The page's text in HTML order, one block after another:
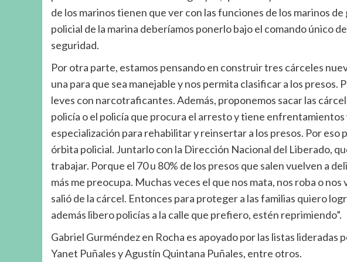
de los marinos tienen que ver con las funciones de los marinos
policial de la marina deberíamos ponerlo bajo el comando único
seguridad.
Por otra parte, estamos pensando en construir tres cárceles
una para que sea manejable y nos permita clasificar a los presos.
leves con narcotraficantes. Además, proponemos sacar las
policía o el policía que procura el arresto y tiene
especialización para rehabilitar y reinsertar a los presos. Por eso
órbita policial. Juntarlo con la Dirección Nacional del Liberado,
trabajar. Porque el 70 u 80% de los presos que salen vuelven a
más me preocupa. Muchas veces el que nos mata, nos roba o
salió de la cárcel. Entonces para proteger a las familias quiero
además libero policías a la calle que prefiero, estén reprimiendo”.
Gabriel Gurméndez en Rocha es apoyado por las listas
Yanet Puñales y Agustín Quintana Puñales, entre otros.